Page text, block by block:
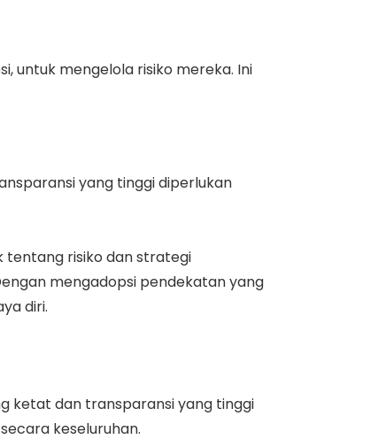
untuk mengelola risiko mereka. Ini
yang tinggi diperlukan
tentang risiko dan strategi
mengadopsi pendekatan yang
diri.
ketat dan transparansi yang tinggi
keseluruhan.